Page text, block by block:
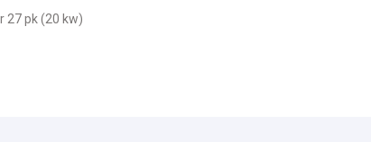
27 pk (20 kw)